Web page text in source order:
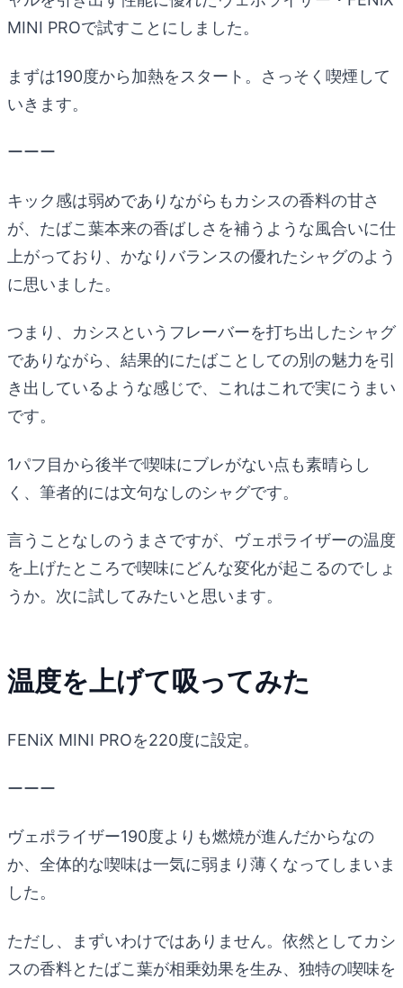
MINI PROで試すことにしました。
まずは190度から加熱をスタート。さっそく喫煙して
いきます。
ーーー
キック感は弱めでありながらもカシスの香料の甘さ
が、たばこ葉本来の香ばしさを補うような風合いに仕
上がっており、かなりバランスの優れたシャグのよう
に思いました。
つまり、カシスというフレーバーを打ち出したシャグ
でありながら、結果的にたばことしての別の魅力を引
き出しているような感じで、これはこれで実にうまい
です。
1パフ目から後半で喫味にブレがない点も素晴らし
く、筆者的には文句なしのシャグです。
言うことなしのうまさですが、ヴェポライザーの温度
を上げたところで喫味にどんな変化が起こるのでしょ
うか。次に試してみたいと思います。
温度を上げて吸ってみた
FENiX MINI PROを220度に設定。
ーーー
ヴェポライザー190度よりも燃焼が進んだからなの
か、全体的な喫味は一気に弱まり薄くなってしまいま
した。
ただし、まずいわけではありません。依然としてカシ
スの香料とたばこ葉が相乗効果を生み、独特の喫味を